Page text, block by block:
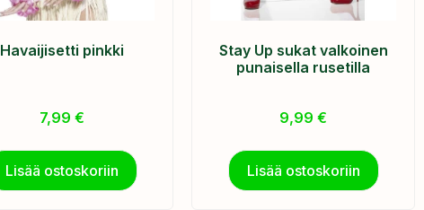
Havaijisetti pinkki
7,99 €
Lisää ostoskoriin
Stay Up sukat valkoinen
punaisella rusetilla
9,99€
Lisää ostoskoriin